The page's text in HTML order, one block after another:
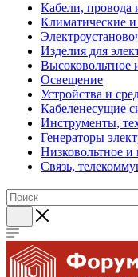
Кабели, провода
Климатические
Изделия для
Высоковольтное
Освещение
Устройства и
Кабеленесущие
Инструменты,
Генераторы
Низковольтное
Связь,